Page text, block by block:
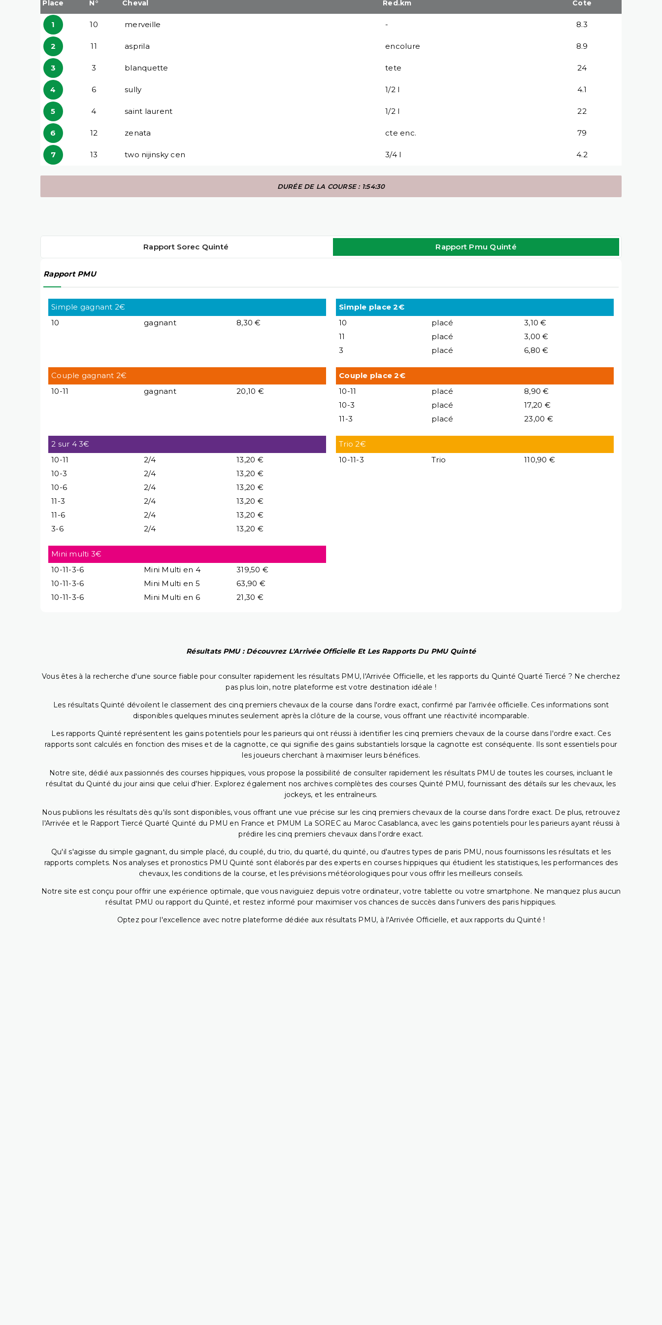
Place N° Cheval Red.km Cote
1 10 merveille - 8.3
2 11 asprila encolure 8.9
3 3 blanquette tete 24
4 6 sully 1/2 l 4.1
5 4 saint laurent 1/2 l 22
6 12 zenata cte enc. 79
7 13 two nijinsky cen 3/4 l 4.2
DURÉE DE LA COURSE : 1:54:30
Rapport Sorec Quinté Rapport Pmu Quinté
Rapport PMU
Simple gagnant 2€
10
gagnant 8,30 €
Simple place 2€
10
placé
3,10 €
11
placé
3,00 €
3
placé 6,80 €
Couple gagnant 2€
10-11
gagnant 20,10 €
Couple place 2€
10-11
placé
8,90 €
10-3
placé
17,20 €
11-3
placé 23,00 €
2 sur 4 3€
10-11
2/4
13,20 €
10-3
2/4
13,20 €
10-6
2/4
13,20 €
11-3
2/4
13,20 €
11-6
2/4
13,20 €
3-6
2/4 13,20 €
Trio 2€
10-11-3
Trio 110,90 €
Mini multi 3€
10-11-3-6
Mini Multi en 4
319,50 €
10-11-3-6
Mini Multi en 5
63,90 €
10-11-3-6
Mini Multi en 6 21,30 €
Résultats PMU : Découvrez L'Arrivée Officielle Et Les Rapports Du PMU Quinté
Vous êtes à la recherche d'une source fiable pour consulter rapidement les résultats PMU, l'Arrivée Officielle, et les rapports du Quinté Quarté Tiercé ? Ne cherchez
pas plus loin, notre plateforme est votre destination idéale !
Les résultats Quinté dévoilent le classement des cinq premiers chevaux de la course dans l'ordre exact, confirmé par l'arrivée officielle. Ces informations sont
disponibles quelques minutes seulement après la clôture de la course, vous offrant une réactivité incomparable.
Les rapports Quinté représentent les gains potentiels pour les parieurs qui ont réussi à identifier les cinq premiers chevaux de la course dans l'ordre exact. Ces
rapports sont calculés en fonction des mises et de la cagnotte, ce qui signifie des gains substantiels lorsque la cagnotte est conséquente. Ils sont essentiels pour
les joueurs cherchant à maximiser leurs bénéfices.
Notre site, dédié aux passionnés des courses hippiques, vous propose la possibilité de consulter rapidement les résultats PMU de toutes les courses, incluant le
résultat du Quinté du jour ainsi que celui d'hier. Explorez également nos archives complètes des courses Quinté PMU, fournissant des détails sur les chevaux, les
jockeys, et les entraîneurs.
Nous publions les résultats dès qu'ils sont disponibles, vous offrant une vue précise sur les cinq premiers chevaux de la course dans l'ordre exact. De plus, retrouvez
l'Arrivée et le Rapport Tiercé Quarté Quinté du PMU en France et PMUM La SOREC au Maroc Casablanca, avec les gains potentiels pour les parieurs ayant réussi à
prédire les cinq premiers chevaux dans l'ordre exact.
Qu'il s'agisse du simple gagnant, du simple placé, du couplé, du trio, du quarté, du quinté, ou d'autres types de paris PMU, nous fournissons les résultats et les
rapports complets. Nos analyses et pronostics PMU Quinté sont élaborés par des experts en courses hippiques qui étudient les statistiques, les performances des
chevaux, les conditions de la course, et les prévisions météorologiques pour vous offrir les meilleurs conseils.
Notre site est conçu pour offrir une expérience optimale, que vous naviguiez depuis votre ordinateur, votre tablette ou votre smartphone. Ne manquez plus aucun
résultat PMU ou rapport du Quinté, et restez informé pour maximiser vos chances de succès dans l'univers des paris hippiques.
Optez pour l'excellence avec notre plateforme dédiée aux résultats PMU, à l'Arrivée Officielle, et aux rapports du Quinté !